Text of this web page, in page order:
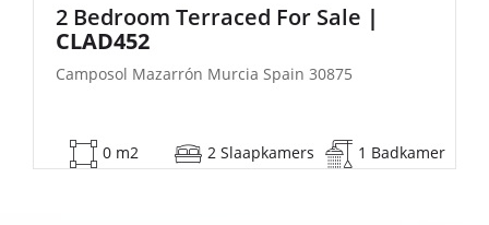
2 Bedroom Semi-Detached For Sale
| FB140
Camposol Mazarrón Murcia Spain 30875
53 m2 2 Slaapkamers 1 Badkamer